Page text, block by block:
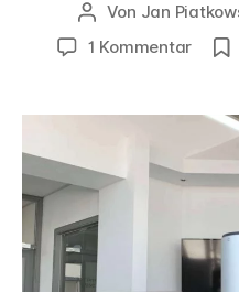
Beitragsautor
Von Jan
1 Kommentarzu
Modus